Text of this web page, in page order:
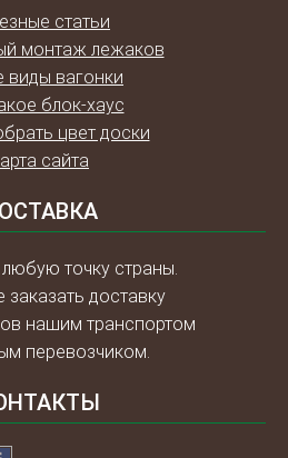
статьи
монтаж лежаков
виды вагонки
блок-хаус
цвет доски
сайта
точку страны.
доставку
нашим транспортом
перевозчиком.